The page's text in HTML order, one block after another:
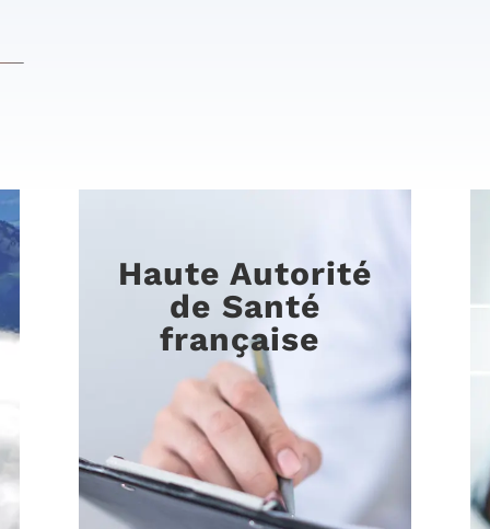
Haute Autorité
de Santé
française
Développement et déploiement d’un
module de classification automatique de
documents basé sur du NLP (
Language Processingou Traitement
Automatique du Langage) pour le compte
de la Haute Autorité de Santé